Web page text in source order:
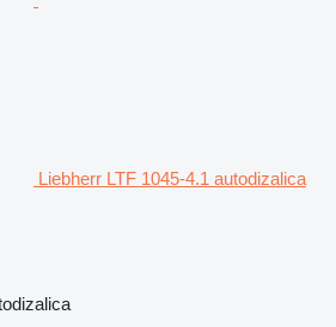
Liebherr LTF 1045-4.1 autodizalica